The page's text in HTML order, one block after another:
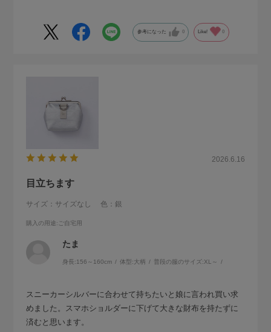
参考になった 0 Like! 0
2026.6.16
目立ちます
サイズ：サイズなし 色：銀
購入の用途:ご自宅用
たま
身長:156～160cm 体型:大柄 普段の服のサイズ:XL～
スニーカーシルバーに合わせて持ちたいと娘に言われ買い求
めました。スマホショルダーに下げて大きな財布を持たずに
済むと思います。